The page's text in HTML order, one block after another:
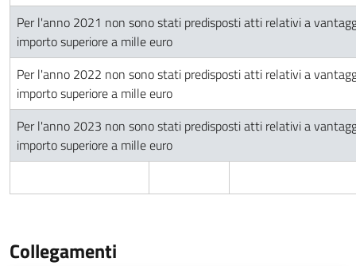
Per l'anno 2021 non sono stati predisposti atti relativi a
importo superiore a mille euro
Per l'anno 2022 non sono stati predisposti atti relativi a
importo superiore a mille euro
Per l'anno 2023 non sono stati predisposti atti relativi a
importo superiore a mille euro
Collegamenti